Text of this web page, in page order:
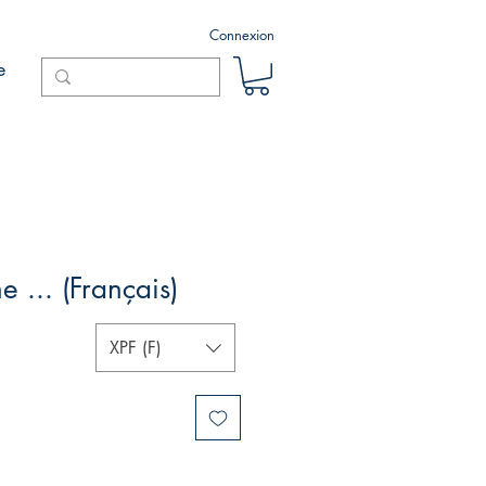
Connexion
... (Français)
XPF (F)